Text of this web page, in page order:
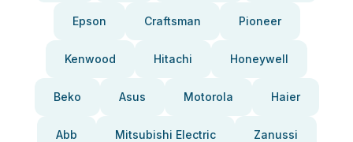
Epson Craftsman Pioneer
Kenwood Hitachi Honeywell
Beko Asus Motorola Haier
Abb Mitsubishi Electric Zanussi